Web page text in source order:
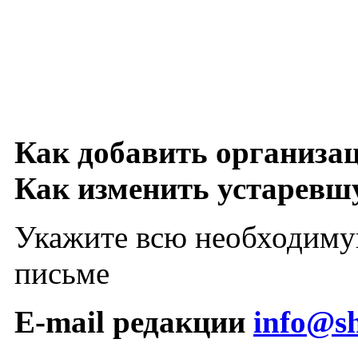
Как добавить
Как изменить
Укажите всю
письме
E-mail редакции